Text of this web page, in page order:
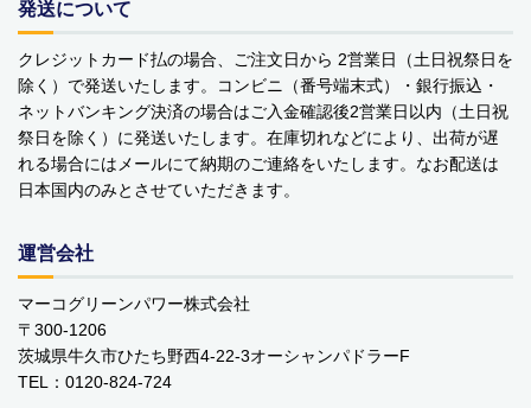
nailmatic
sonnet
橋本クロス
国際貿易 KB
価格から探す
￥0 ～￥999
￥1,000 ～￥1,999
発送について
クレジットカード払の場合、ご注文日から 2営業日（土日祝祭日を
除く）で発送いたします。コンビニ（番号端末式）・銀行振込・
ネットバンキング決済の場合はご入金確認後2営業日以内（土日祝
祭日を除く）に発送いたします。在庫切れなどにより、出荷が遅
れる場合にはメールにて納期のご連絡をいたします。なお配送は
日本国内のみとさせていただきます。
運営会社
マーコグリーンパワー株式会社
〒300-1206
茨城県牛久市ひたち野西4-22-3オーシャンパドラーF
TEL：0120-824-724